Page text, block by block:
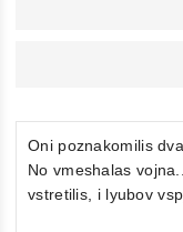
Oni poznakomilis
No vmeshalas
vstretilis, i lyubov